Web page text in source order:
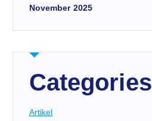
November 2025
Categories
Artikel